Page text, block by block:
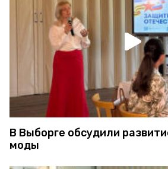
В Выборге обсудили
моды